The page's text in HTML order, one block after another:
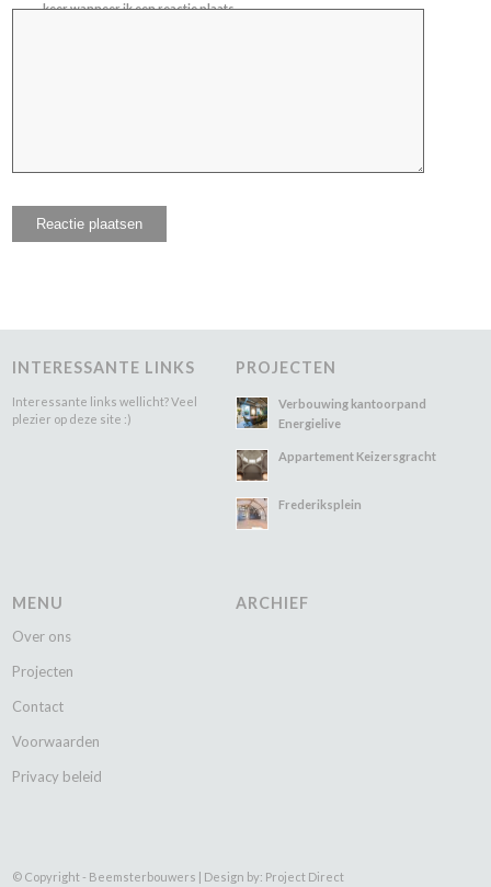
keer wanneer ik een reactie plaats.
INTERESSANTE LINKS
Interessante links wellicht? Veel
plezier op deze site :)
PROJECTEN
Verbouwing kantoorpand
Energielive
Appartement Keizersgracht
Frederiksplein
MENU
Over ons
Projecten
Contact
Voorwaarden
Privacy beleid
ARCHIEF
© Copyright - Beemsterbouwers | Design by: Project Direct